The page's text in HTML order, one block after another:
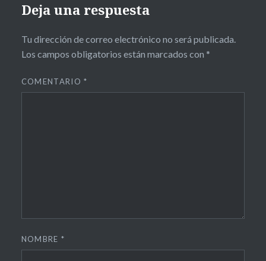
Deja una respuesta
Tu dirección de correo electrónico no será publicada.
Los campos obligatorios están marcados con *
COMENTARIO*
NOMBRE *